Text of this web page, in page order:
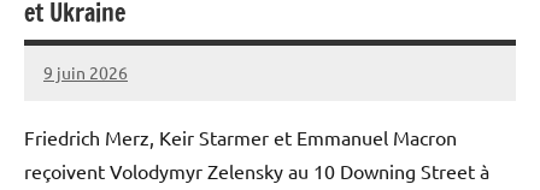
et Ukraine
9 juin 2026
Admins
Friedrich Merz, Keir Starmer et Emmanuel Macron
reçoivent Volodymyr Zelensky au 10 Downing Street à